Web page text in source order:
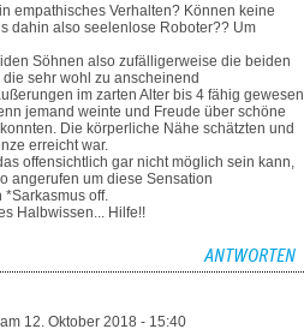
empathisches Verhalten? Können keine
dahin also seelenlose Roboter?? Um
Söhnen also zufälligerweise die beiden
sehr wohl zu anscheinend
im zarten Alter bis 4 fähig gewesen
jemand weinte und Freude über schöne
Die körperliche Nähe schätzten und
erreicht war.
offensichtlich gar nicht möglich sein kann,
angerufen um diese Sensation
*Sarkasmus off.
Halbwissen... Hilfe!!
ANTWORTEN
am 12. Oktober 2018 - 15:40